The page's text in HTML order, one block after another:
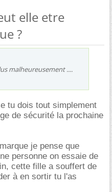
elle etre
?
malheureusement ....
tu dois tout simplement
de sécurité la prochaine
je pense que
personne on essaie de
cette fille a souffert de
à en sortir tu l'as